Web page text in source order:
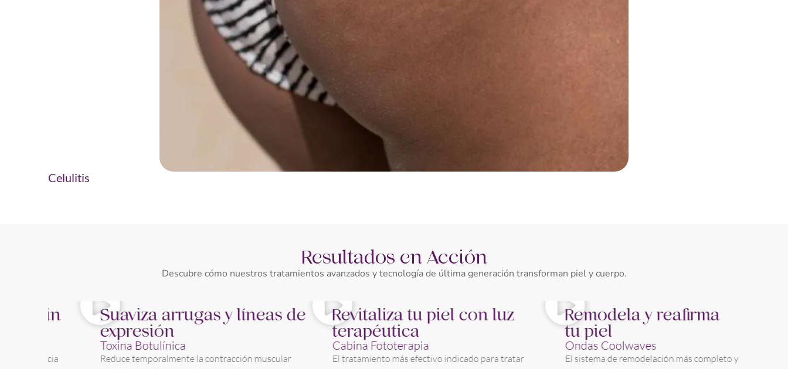
Celulitis
Resultados en Acción
Descubre cómo nuestros tratamientos avanzados y tecnología de última generación transforman piel y cuerpo.
Suaviza arrugas y líneas de
expresión
Toxina Botulínica
Reduce temporalmente la contracción muscular
Revitaliza tu piel con luz
terapéutica
Cabina Fototerapia
El tratamiento más efectivo indicado para tratar
Remodela y reafirma
tu piel
Ondas Coolwaves
El sistema de remodelación más completo y efectivo